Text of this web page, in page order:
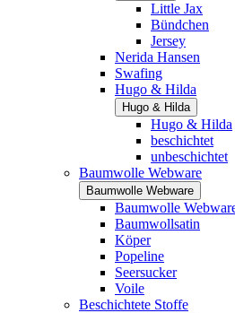
Little Jax
Bündchen
Jersey
Nerida Hansen
Swafing
Hugo & Hilda
Hugo & Hilda
Hugo & Hilda
beschichtet
unbeschichtet
Baumwolle Webware
Baumwolle Webware
Baumwolle
Baumwollsatin
Köper
Popeline
Seersucker
Voile
Beschichtete Stoffe